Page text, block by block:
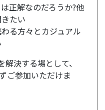
正解なのだろうか?他
たい
る方々とカジュアル
決する場として、
ご参加いただけま